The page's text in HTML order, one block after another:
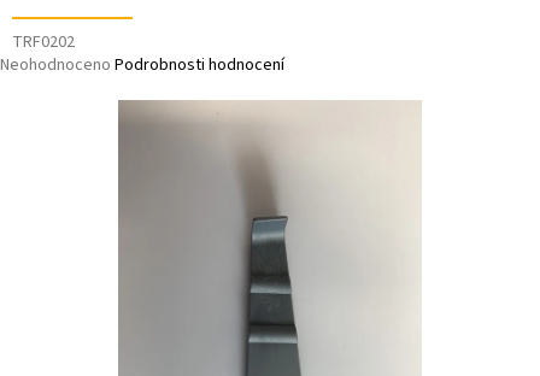
TRF0202
Průměrné
Neohodnoceno Podrobnosti hodnocení